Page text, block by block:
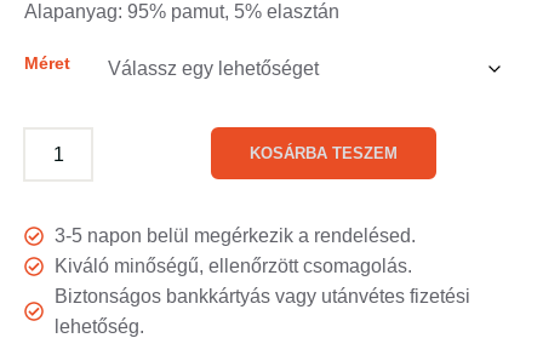
Alapanyag: 95% pamut, 5% elasztán
Méret
KOSÁRBA TESZEM
3-5 napon belül megérkezik a rendelésed.
Kiváló minőségű, ellenőrzött csomagolás.
Biztonságos bankkártyás vagy utánvétes fizetési
lehetőség.